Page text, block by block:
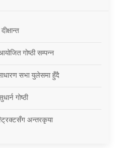
गोष्ठी सम्पन्न
सभा युलेसमा हुँदै
गोष्ठी
अन्तरकृया